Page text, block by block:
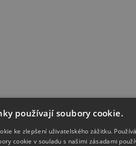
používají soubory cookie.
ke zlepšení uživatelského zážitku.
cookie v souladu s našimi zásadami